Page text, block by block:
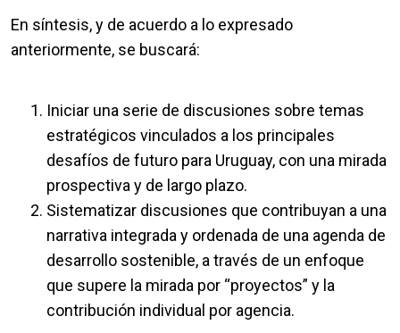
En síntesis, y de acuerdo a lo expresado
anteriormente, se buscará:
Iniciar una serie de discusiones sobre temas
estratégicos vinculados a los principales
desafíos de futuro para Uruguay, con una mirada
prospectiva y de largo plazo.
Sistematizar discusiones que contribuyan a una
narrativa integrada y ordenada de una agenda de
desarrollo sostenible, a través de un enfoque
que supere la mirada por “proyectos” y la
contribución individual por agencia.